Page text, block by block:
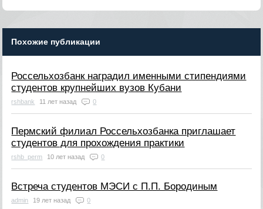
Похожие публикации
Россельхозбанк наградил именными стипендиями
студентов крупнейших вузов Кубани
rshbank 11 лет назад 0
Пермский филиал Россельхозбанка приглашает
студентов для прохождения практики
rshb_perm 10 лет назад 0
Встреча студентов МЭСИ с П.П. Бородиным
admin 19 лет назад 0